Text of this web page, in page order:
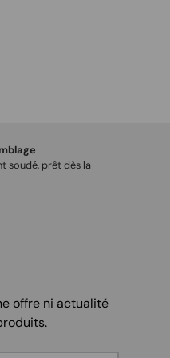
soudé, prêt dès la
offre ni actualité